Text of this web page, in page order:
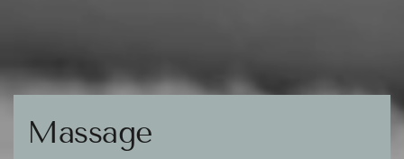
Massage